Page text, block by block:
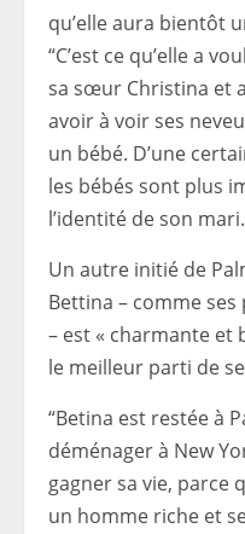
qu’elle aura bientôt
“C’est ce qu’elle a
sa sœur Christina et
avoir à voir ses
un bébé. D’une
les bébés sont plus
l’identité de son
Un autre initié de
Bettina – comme
– est « charmante et
le meilleur parti de
“Betina est restée à
déménager à New
gagner sa vie, parce
un homme riche et